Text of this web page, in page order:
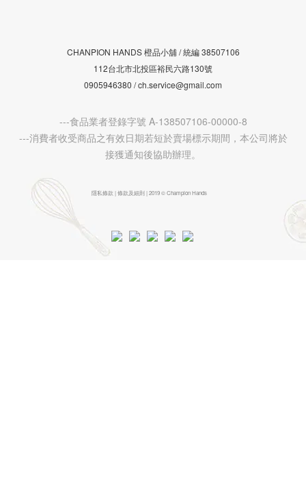
CHANPION HANDS 橙品小舖 /統編38507106
112台北市北投區裕民六路130號
0905946380 / ch.service@gmail.com
---食品業者登錄字號 A-138507106-00000-8
---消費者收受商品之有效日期若短於賣場標示期間，本公司將於
接獲通知後協助辦理。
隱私條款 | 條款及細則 | 2019 © Champion Hands